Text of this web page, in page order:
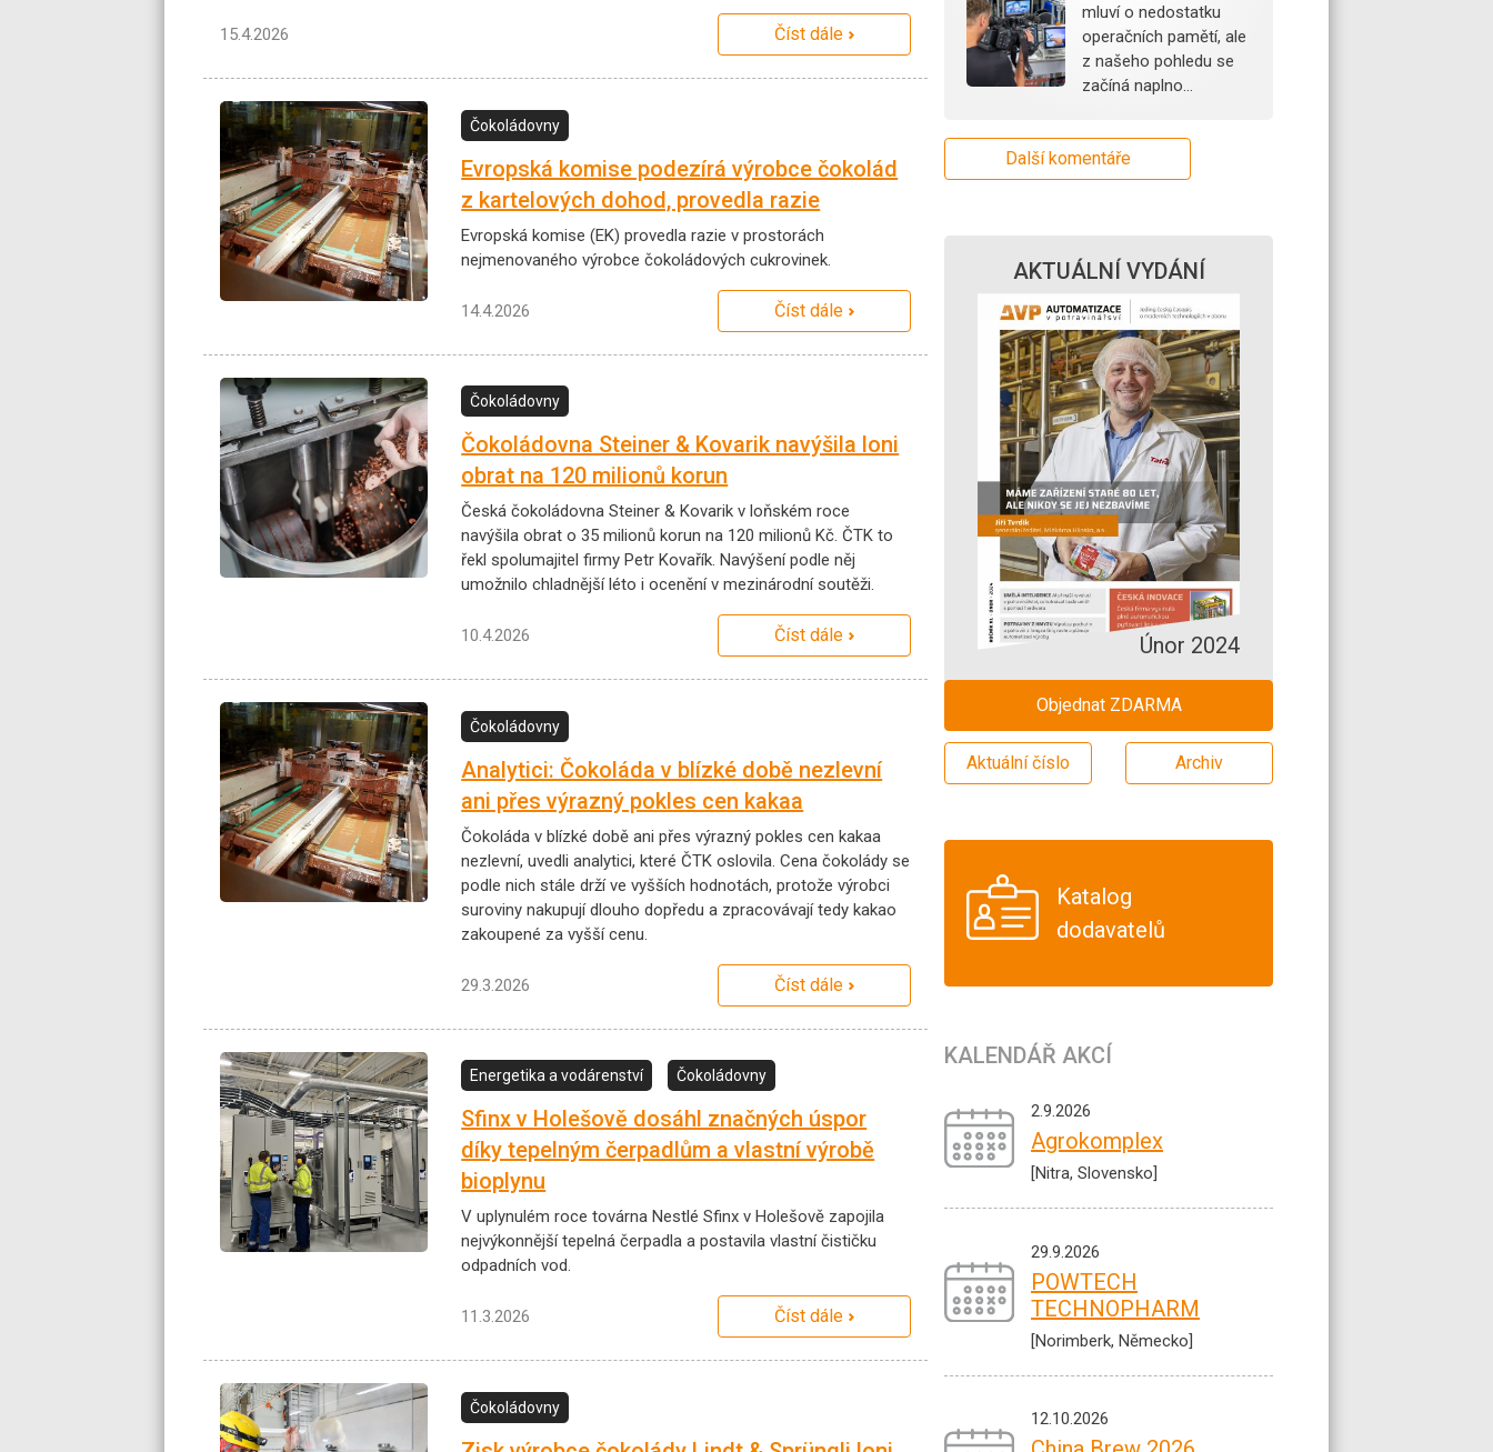
15.4.2026 Číst dále
Čokoládovny
Evropská komise podezírá výrobce čokolád
z kartelových dohod, provedla razie
Evropská komise (EK) provedla razie v prostorách
nejmenovaného výrobce čokoládových cukrovinek.
14.4.2026 Číst dále
Čokoládovny
Čokoládovna Steiner & Kovarik navýšila loni
obrat na 120 milionů korun
Česká čokoládovna Steiner & Kovarik v loňském roce
navýšila obrat o 35 milionů korun na 120 milionů Kč. ČTK to
řekl spolumajitel firmy Petr Kovařík. Navýšení podle něj
umožnilo chladnější léto i ocenění v mezinárodní soutěži.
10.4.2026 Číst dále
Čokoládovny
Analytici: Čokoláda v blízké době nezlevní
ani přes výrazný pokles cen kakaa
Čokoláda v blízké době ani přes výrazný pokles cen kakaa
nezlevní, uvedli analytici, které ČTK oslovila. Cena čokolády se
podle nich stále drží ve vyšších hodnotách, protože výrobci
suroviny nakupují dlouho dopředu a zpracovávají tedy kakao
zakoupené za vyšší cenu.
29.3.2026 Číst dále
Energetika a vodárenství Čokoládovny
Sfinx v Holešově dosáhl značných úspor
díky tepelným čerpadlům a vlastní výrobě
bioplynu
V uplynulém roce továrna Nestlé Sfinx v Holešově zapojila
nejvýkonnější tepelná čerpadla a postavila vlastní čističku
odpadních vod.
11.3.2026 Číst dále
Čokoládovny
mluví o nedostatku
operačních pamětí, ale
z našeho pohledu se
začíná naplno…
Další komentáře
AKTUÁLNÍ VYDÁNÍ
Únor 2024
Objednat ZDARMA
Aktuální číslo Archiv
Katalog
dodavatelů
KALENDÁŘ AKCÍ
2.9.2026
Agrokomplex
[Nitra, Slovensko]
29.9.2026
POWTECH
TECHNOPHARM
[Norimberk, Německo]
12.10.2026